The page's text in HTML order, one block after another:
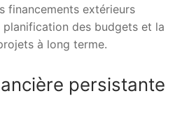
financements extérieurs
planification des budgets et la
à long terme.
persistante